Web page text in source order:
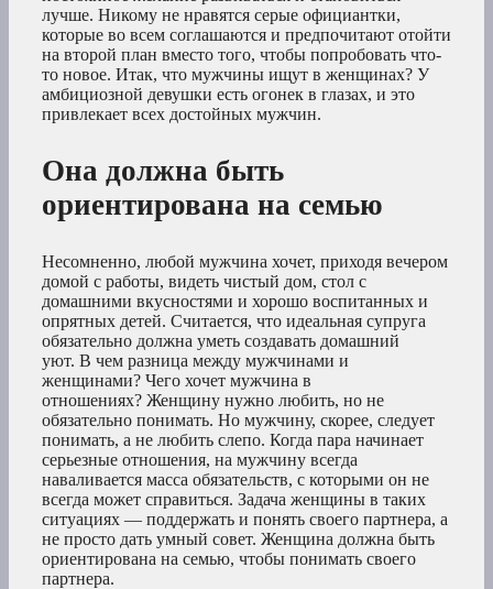
лучше. Никому не нравятся серые официантки,
которые во всем соглашаются и предпочитают отойти
на второй план вместо того, чтобы попробовать что-
то новое. Итак, что мужчины ищут в женщинах? У
амбициозной девушки есть огонек в глазах, и это
привлекает всех достойных мужчин.
Она должна быть
ориентирована на семью
Несомненно, любой мужчина хочет, приходя вечером
домой с работы, видеть чистый дом, стол с
домашними вкусностями и хорошо воспитанных и
опрятных детей. Считается, что идеальная супруга
обязательно должна уметь создавать домашний
уют. В чем разница между мужчинами и
женщинами? Чего хочет мужчина в
отношениях? Женщину нужно любить, но не
обязательно понимать. Но мужчину, скорее, следует
понимать, а не любить слепо. Когда пара начинает
серьезные отношения, на мужчину всегда
наваливается масса обязательств, с которыми он не
всегда может справиться. Задача женщины в таких
ситуациях — поддержать и понять своего партнера, а
не просто дать умный совет. Женщина должна быть
ориентирована на семью, чтобы понимать своего
партнера.